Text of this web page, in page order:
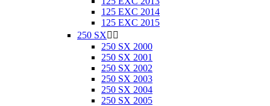
125 EXC 2014
125 EXC 2015
250 SX 
250 SX 2000
250 SX 2001
250 SX 2002
250 SX 2003
250 SX 2004
250 SX 2005